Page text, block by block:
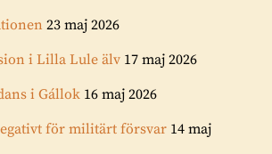
23 maj 2026
i Lilla Lule älv 17 maj 2026
i Gállok 16 maj 2026
för militärt försvar 14 maj